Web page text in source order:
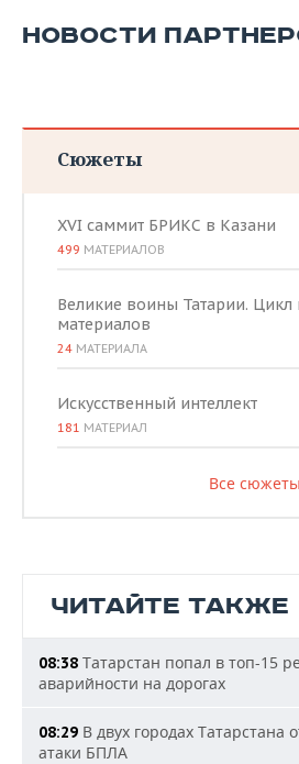
НОВОСТИ
Сюжеты
XVI саммит БРИКС в Казани
499 МАТЕРИАЛОВ
Великие воины Татарии. Цикл
материалов
24 МАТЕРИАЛА
Искусственный интеллект
181 МАТЕРИАЛ
Все сюжеты
ЧИТАЙТЕ ТАКЖЕ
08:38 Татарстан попал в топ-15
аварийности на дорогах
08:29 В двух городах Татарстана
атаки БПЛА